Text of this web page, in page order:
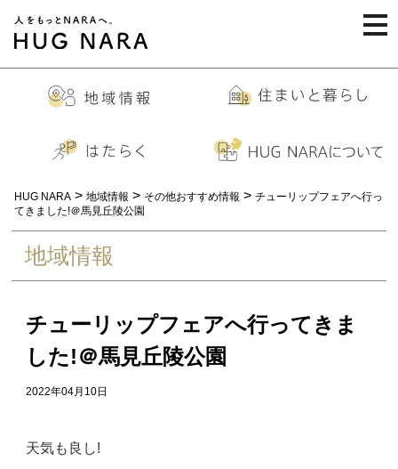
HUG NARA > 地域情報 > その他おすすめ情報 > チューリップフェアへ行っ
てきました!＠馬見丘陵公園
地域情報
チューリップフェアへ行ってきま
した!＠馬見丘陵公園
2022年04月10日
天気も良し!